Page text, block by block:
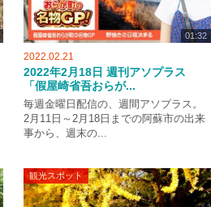
01:32
2022.02.21
2022年2月18日 週刊アソプラス
「假屋崎省吾おらが...
毎週金曜日配信の、週間アソプラス。
2月11日～2月18日までの阿蘇市の出来
事から、週末の...
観光スポット